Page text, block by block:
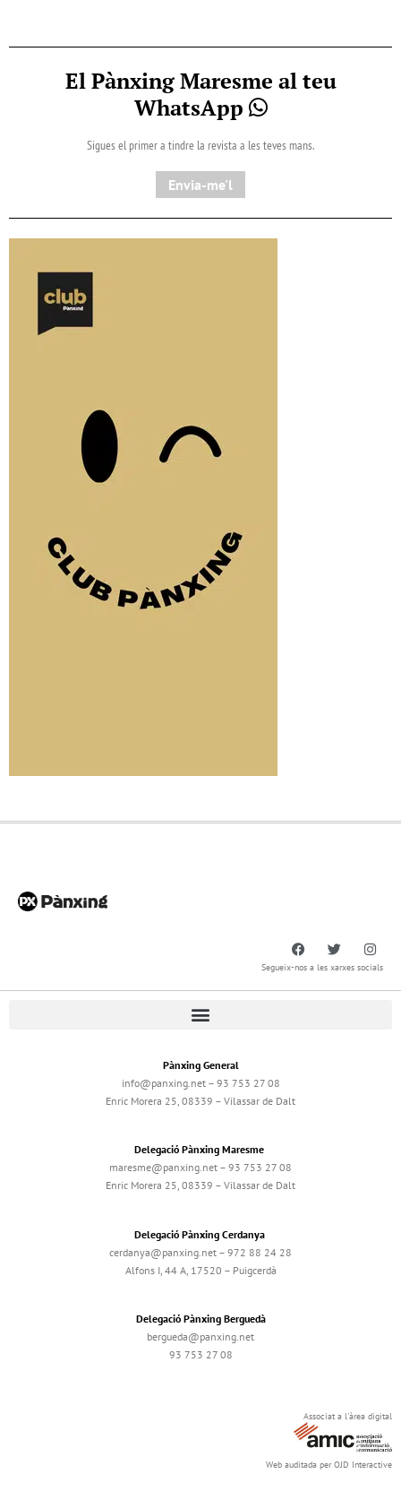
El Pànxing Maresme al teu
WhatsApp
Sigues el primer a tindre la revista a les teves mans.
Envia-me'l
Segueix-nos a les xarxes socials
Pànxing General
info@panxing.net – 93 753 27 08
Enric Morera 25, 08339 – Vilassar de Dalt
Delegació Pànxing Maresme
maresme@panxing.net – 93 753 27 08
Enric Morera 25, 08339 – Vilassar de Dalt
Delegació Pànxing Cerdanya
cerdanya@panxing.net – 972 88 24 28
Alfons I, 44 A, 17520 – Puigcerdà
Delegació Pànxing Berguedà
bergueda@panxing.net
93 753 27 08
Associat a l'àrea digital
Web auditada per OJD Interactive